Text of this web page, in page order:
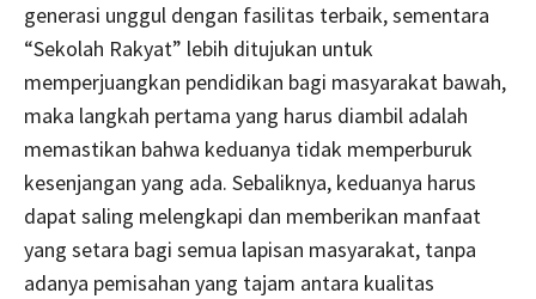
generasi unggul dengan fasilitas terbaik, sementara
“Sekolah Rakyat” lebih ditujukan untuk
memperjuangkan pendidikan bagi masyarakat bawah,
maka langkah pertama yang harus diambil adalah
memastikan bahwa keduanya tidak memperburuk
kesenjangan yang ada. Sebaliknya, keduanya harus
dapat saling melengkapi dan memberikan manfaat
yang setara bagi semua lapisan masyarakat, tanpa
adanya pemisahan yang tajam antara kualitas